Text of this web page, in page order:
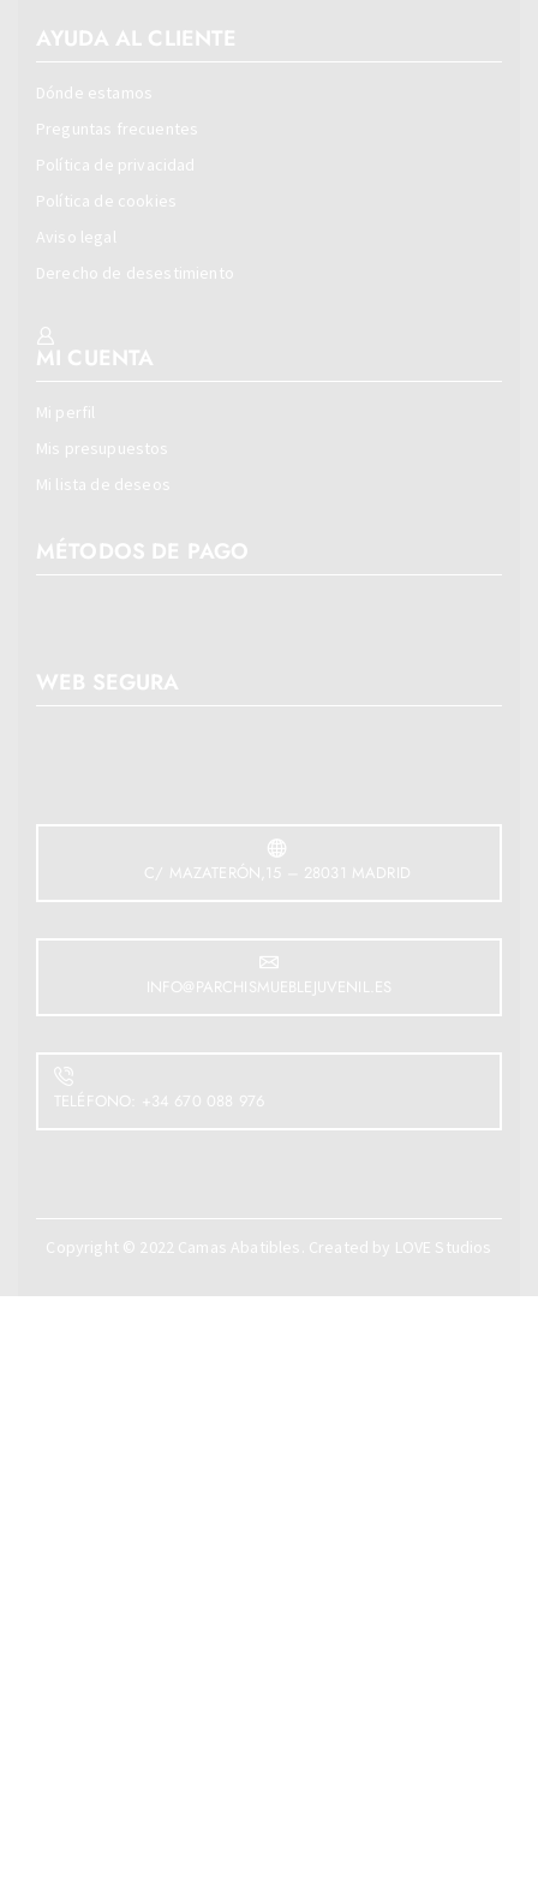
AYUDA AL CLIENTE
Dónde estamos
Preguntas frecuentes
Política de privacidad
Política de cookies
Aviso legal
Derecho de desestimiento
MI CUENTA
Mi perfil
Mis presupuestos
Mi lista de deseos
MÉTODOS DE PAGO
WEB SEGURA
C/ MAZATERÓN,15 – 28031 MADRID
INFO@PARCHISMUEBLEJUVENIL.ES
TELÉFONO: +34 670 088 976
Copyright © 2022 Camas Abatibles . Created by LOVE Studios